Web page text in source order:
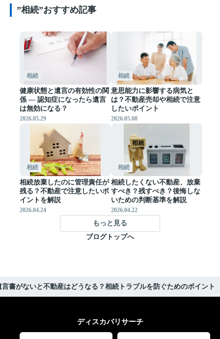
”相続”おすすめ記事
相続
健康状態と遺言の有効性の関
係 ― 認知症になったら遺言
は無効になる？
2026.05.29
相続
意思能力に影響する病気と
は？不動産売却や相続で注意
したいポイント
2026.05.08
相続
相続放棄したのに管理責任が
残る？不動産で注意したいポ
イントを解説
2026.04.24
相続
相続したくない不動産、放棄
すべき？残すべき？後悔しな
いための判断基準を解説
2026.04.22
もっと見る
ブログトップへ
言書がないと不動産はどうなる？相続トラブルを防ぐためのポイント
ディスカバリサーチ